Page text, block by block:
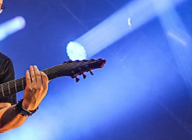
– Surfin’
LE GROS RIFFIFI
LE GROS RIFFIFI –
Littératurock !!!